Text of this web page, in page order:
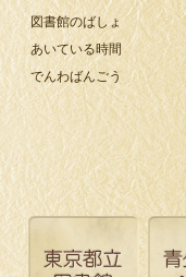
図書館のばしょ
あいている時間
でんわばんごう